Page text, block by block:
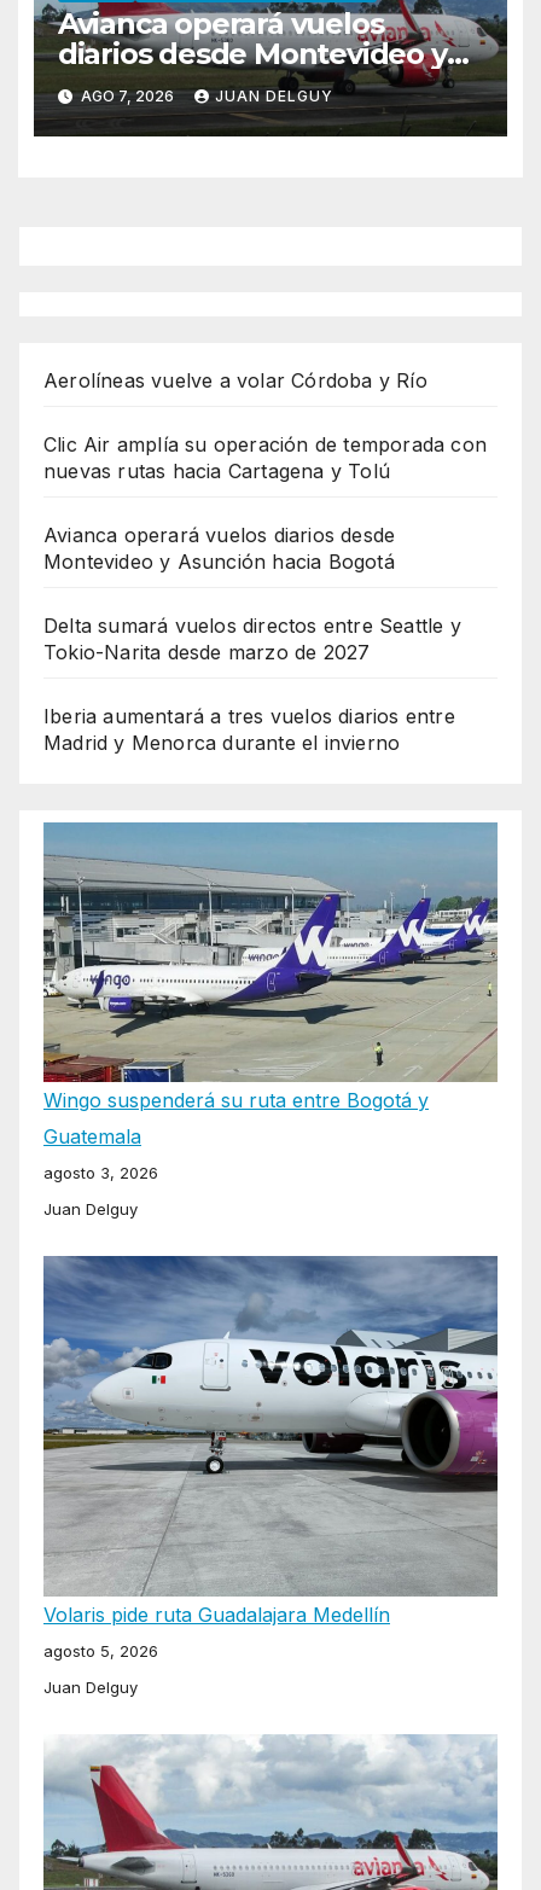
Avianca operará vuelos
diarios desde Montevideo y
Asunción hacia Bogotá
AGO 7, 2026 JUAN DELGUY
Aerolíneas vuelve a volar Córdoba y Río
Clic Air amplía su operación de temporada con
nuevas rutas hacia Cartagena y Tolú
Avianca operará vuelos diarios desde
Montevideo y Asunción hacia Bogotá
Delta sumará vuelos directos entre Seattle y
Tokio-Narita desde marzo de 2027
Iberia aumentará a tres vuelos diarios entre
Madrid y Menorca durante el invierno
Wingo suspenderá su ruta entre Bogotá y
Guatemala
agosto 3, 2026
Juan Delguy
Volaris pide ruta Guadalajara Medellín
agosto 5, 2026
Juan Delguy